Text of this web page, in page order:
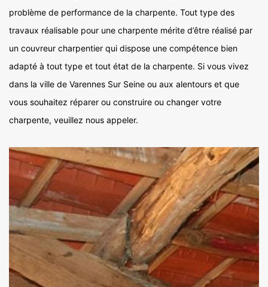
problème de performance de la charpente. Tout type des
travaux réalisable pour une charpente mérite d’être réalisé par
un couvreur charpentier qui dispose une compétence bien
adapté à tout type et tout état de la charpente. Si vous vivez
dans la ville de Varennes Sur Seine ou aux alentours et que
vous souhaitez réparer ou construire ou changer votre
charpente, veuillez nous appeler.